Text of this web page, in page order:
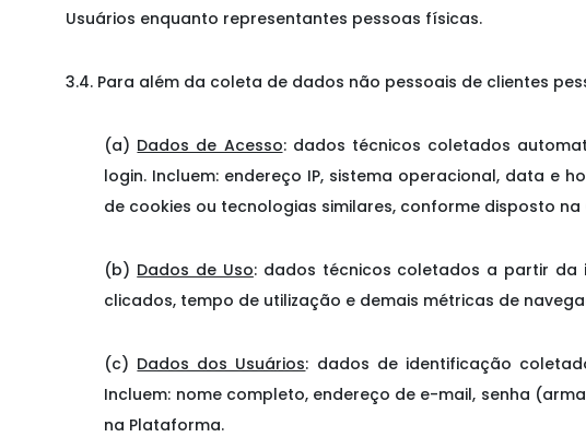
Usuários enquanto representantes pessoas físicas.
3.4. Para além da coleta de dados não pessoais de clientes
(a) Dados de Acesso: dados técnicos coletados
login. Incluem: endereço IP, sistema operacional, data e
de cookies ou tecnologias similares, conforme disposto
(b) Dados de Uso: dados técnicos coletados a partir da
clicados, tempo de utilização e demais métricas de
(c) Dados dos Usuários: dados de identificação
Incluem: nome completo, endereço de e-mail, senha
na Plataforma.